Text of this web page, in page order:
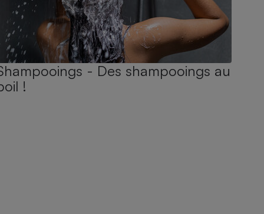
- Des shampooings au
!